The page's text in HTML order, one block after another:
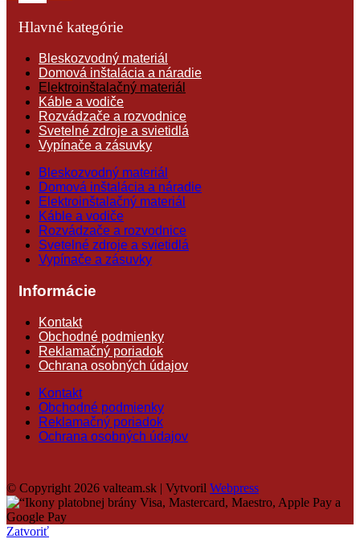
Hlavné kategórie
Bleskozvodný materiál
Domová inštalácia a náradie
Elektroinštalačný materiál
Káble a vodiče
Rozvádzače a rozvodnice
Svetelné zdroje a svietidlá
Vypínače a zásuvky
Bleskozvodný materiál
Domová inštalácia a náradie
Elektroinštalačný materiál
Káble a vodiče
Rozvádzače a rozvodnice
Svetelné zdroje a svietidlá
Vypínače a zásuvky
Informácie
Kontakt
Obchodné podmienky
Reklamačný poriadok
Ochrana osobných údajov
Kontakt
Obchodné podmienky
Reklamačný poriadok
Ochrana osobných údajov
© Copyright 2026 valteam.sk | Vytvoril Webpress
Zatvoriť